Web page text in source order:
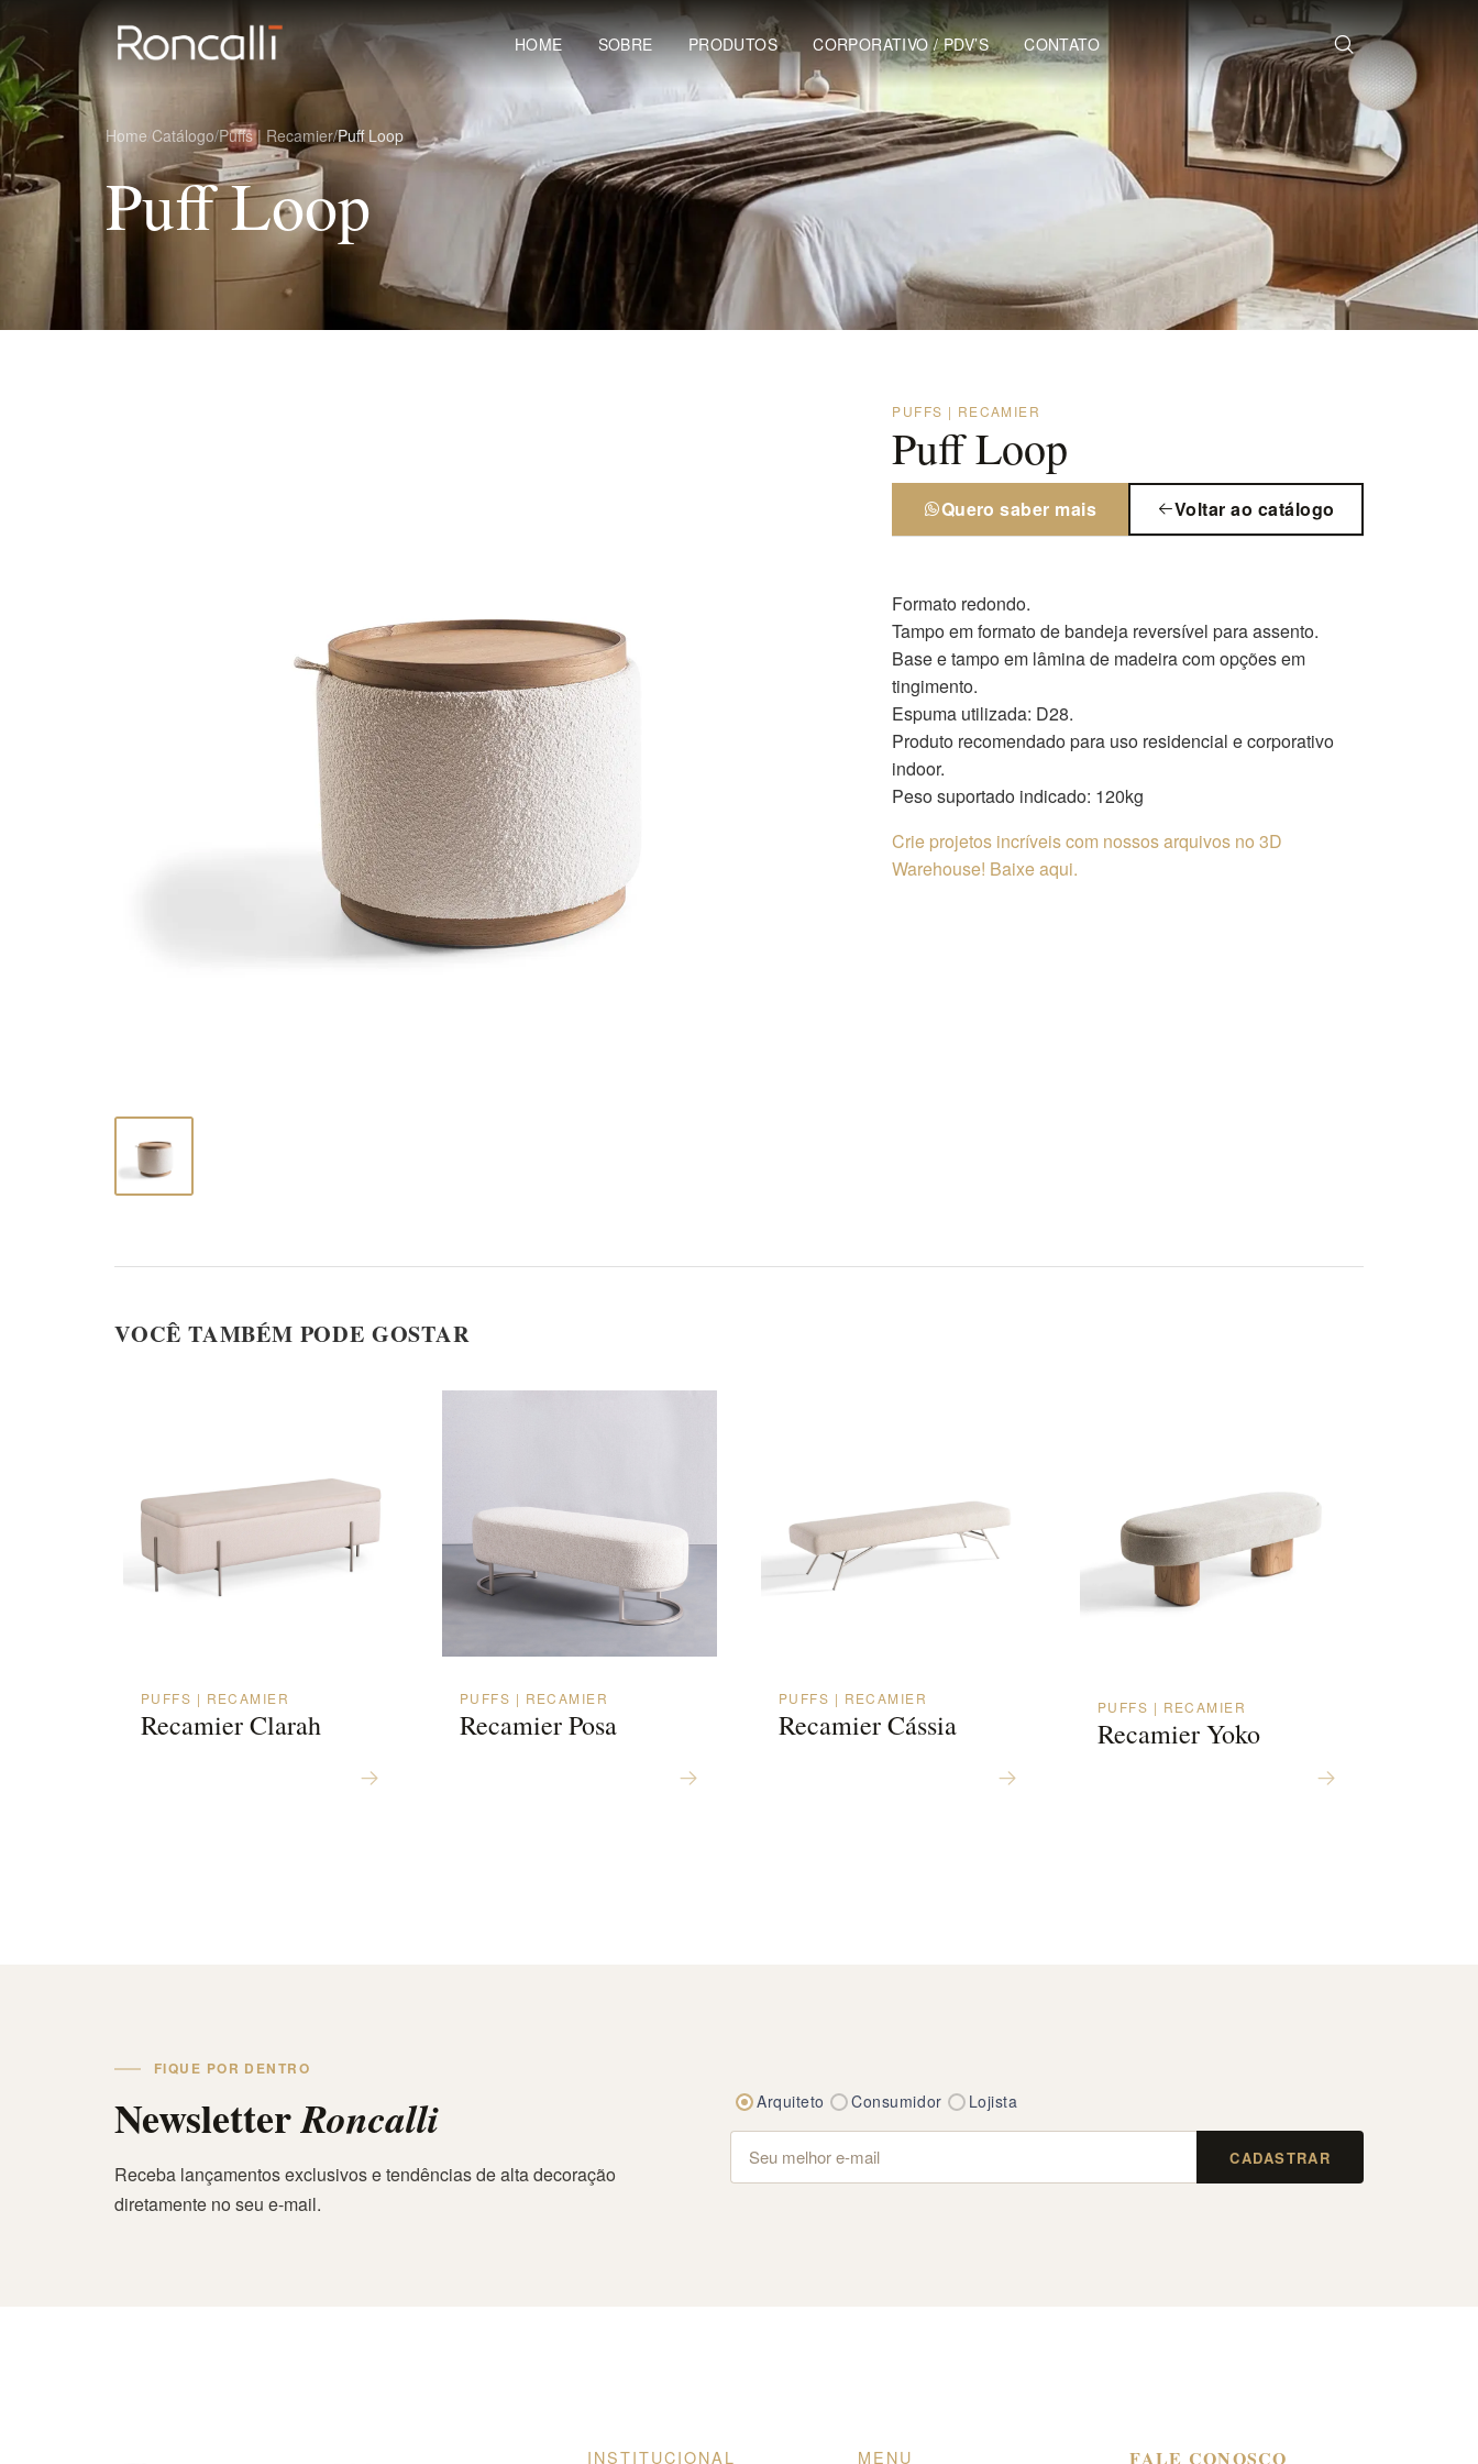
HOME SOBRE PRODUTOS CORPORATIVO / PDV’S CONTATO
Home/Catálogo/Puffs | Recamier/Puff Loop
Puff Loop
PUFFS | RECAMIER
Puff Loop
Quero saber mais Voltar ao catálogo
Formato redondo.
Tampo em formato de bandeja reversível para assento.
Base e tampo em lâmina de madeira com opções em
tingimento.
Espuma utilizada: D28.
Produto recomendado para uso residencial e corporativo
indoor.
Peso suportado indicado: 120kg
Crie projetos incríveis com nossos arquivos no 3D
Warehouse! Baixe aqui.
VOCÊ TAMBÉM PODE GOSTAR
PUFFS | RECAMIER
Recamier Clarah
PUFFS | RECAMIER
Recamier Posa
PUFFS | RECAMIER
Recamier Cássia
PUFFS | RECAMIER
Recamier Yoko
FIQUE POR DENTRO
NewsletterRoncalli
Receba lançamentos exclusivos e tendências de alta decoração
diretamente no seu e-mail.
Arquiteto Consumidor Lojista
CADASTRAR
INSTITUCIONAL MENU FALE CONOSCO